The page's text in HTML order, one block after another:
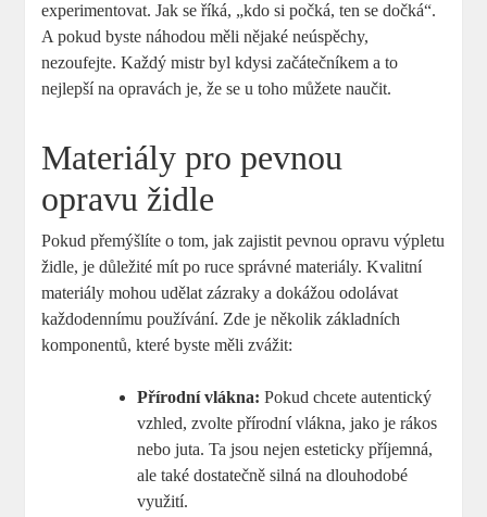
experimentovat. Jak se říká, „kdo si počká, ten se dočká“.
A pokud byste náhodou měli nějaké neúspěchy,
nezoufejte. Každý mistr byl kdysi začátečníkem a to
nejlepší na opravách je, že se u toho můžete naučit.
Materiály pro pevnou
opravu židle
Pokud přemýšlíte o tom, jak zajistit pevnou opravu výpletu
židle, je důležité mít po ruce správné materiály. Kvalitní
materiály mohou udělat zázraky a dokážou odolávat
každodennímu používání. Zde je několik základních
komponentů, které byste měli zvážit:
Přírodní vlákna: Pokud chcete autentický
vzhled, zvolte přírodní vlákna, jako je rákos
nebo juta. Ta jsou nejen esteticky příjemná,
ale také dostatečně silná na dlouhodobé
využití.